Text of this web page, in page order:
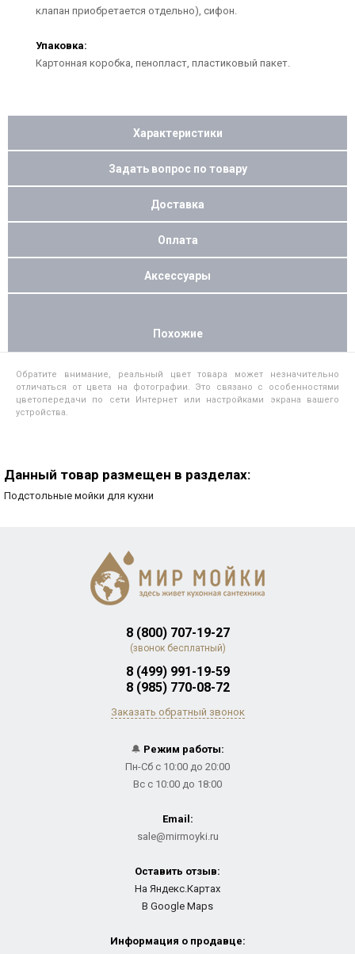
клапан приобретается отдельно), сифон.
Упаковка:
Картонная коробка, пенопласт, пластиковый пакет.
Характеристики
Задать вопрос по товару
Доставка
Оплата
Аксессуары
Похожие
Обратите внимание, реальный цвет товара может незначительно
отличаться от цвета на фотографии. Это связано с особенностями
цветопередачи по сети Интернет или настройками экрана вашего
устройства.
Данный товар размещен в разделах:
Подстольные мойки для кухни
8 (800) 707-19-27
(звонок бесплатный)
8 (499) 991-19-59
8 (985) 770-08-72
Заказать обратный звонок
🔔 Режим работы:
Пн-Сб с 10:00 до 20:00
Вс с 10:00 до 18:00
Email:
sale@mirmoyki.ru
Оставить отзыв:
На Яндекс.Картах
В Google Maps
Информация о продавце: